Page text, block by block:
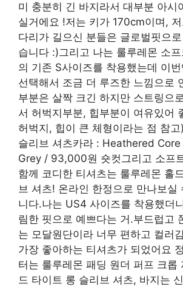
미 충분히 긴 바지라서 대부분 아시
실거에요 !저는 키가 170cm이며,
다리가 길으신 분들은 글로벌핏으
습니다 :)그리고 나는 룰루레몬 소
의 기존 S사이즈를 착용했는데 이
선택해서 조금 더 루즈한 느낌으로
부분은 살짝 크긴 하지만 스트링으
서 허벅지부분, 힙부분이 여유있어
허벅지, 힙이 큰 체형이라는 점 참
슬리브 셔츠카라 : Heathered
Grey / 93,000원 숏컷그리고 소프
함께 코디한 티셔츠는 룰루레몬 홀
브 셔츠! 온라인 한정으로 만나보실
니다.나는 US4 사이즈를 착용했더
림한 핏으로 예쁘다는 거.부드럽고
는 모달원단이라 너무 편하고 컬러
가장 좋아하는 티셔츠가 되었어요
터는 룰루레몬 패딩 원더 퍼프 크롭
드 타이트 롱 슬리브 셔츠, 바지는